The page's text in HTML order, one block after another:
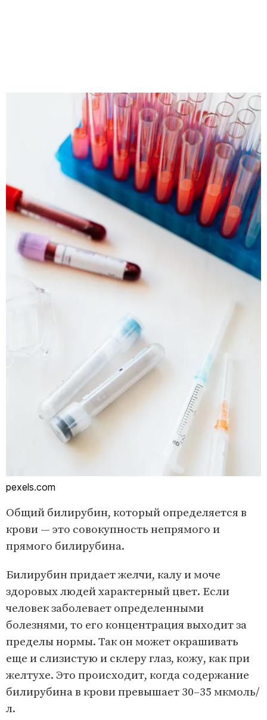
pexels.com
Общий билирубин, который определяется в
крови — это совокупность непрямого и
прямого билирубина.
Билирубин придает желчи, калу и моче
здоровых людей характерный цвет. Если
человек заболевает определенными
болезнями, то его концентрация выходит за
пределы нормы. Так он может окрашивать
еще и слизистую и склеру глаз, кожу, как при
желтухе. Это происходит, когда содержание
билирубина в крови превышает 30–35 мкмоль/
л.